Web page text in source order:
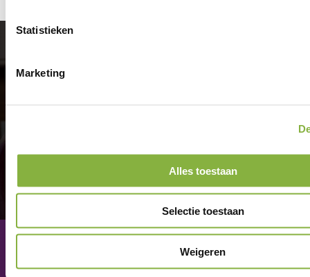
Statistieken
Marketing
Alles toestaan
Selectie toestaan
Weigeren
thuis.